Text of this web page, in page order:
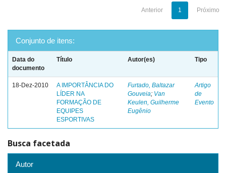
Anterior 1 Próximo
Conjunto de itens:
Data do
documento
Título Autor(es) Tipo
18-Dez-2010
A IMPORTÂNCIA DO
LÍDER NA
FORMAÇÃO DE
EQUIPES
ESPORTIVAS
Furtado, Baltazar
Gouveia; Van
Keulen, Guilherme
Eugênio
Artigo
de
Evento
Busca facetada
Autor